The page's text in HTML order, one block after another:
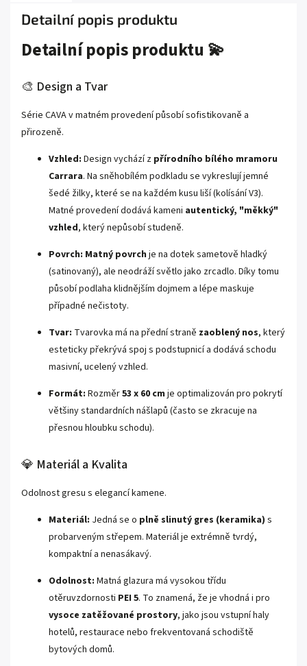
Detailní popis produktu
Detailní popis produktu 💫
🎨 Design a Tvar
Série CAVA v matném provedení působí sofistikovaně a
přirozeně.
Vzhled: Design vychází z přírodního bílého mramoru
Carrara. Na sněhobílém podkladu se vykreslují jemné
šedé žilky, které se na každém kusu liší (kolísání V3).
Matné provedení dodává kameni autentický, "měkký"
vzhled, který nepůsobí studeně.
Povrch: Matný povrch je na dotek sametově hladký
(satinovaný), ale neodráží světlo jako zrcadlo. Díky tomu
působí podlaha klidnějším dojmem a lépe maskuje
případné nečistoty.
Tvar: Tvarovka má na přední straně zaoblený nos, který
esteticky překrývá spoj s podstupnicí a dodává schodu
masivní, ucelený vzhled.
Formát: Rozměr53 x 60 cm je optimalizován pro pokrytí
většiny standardních nášlapů (často se zkracuje na
přesnou hloubku schodu).
💎 Materiál a Kvalita
Odolnost gresu s elegancí kamene.
Materiál: Jedná se o plně slinutý gres (keramika) s
probarveným střepem. Materiál je extrémně tvrdý,
kompaktní a nenasákavý.
Odolnost: Matná glazura má vysokou třídu
otěruvzdornosti PEI 5. To znamená, že je vhodná i pro
vysoce zatěžované prostory, jako jsou vstupní haly
hotelů, restaurace nebo frekventovaná schodiště
bytových domů.